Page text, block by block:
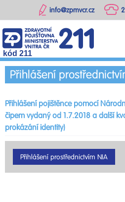
info@zpmvcr.cz
kód 211
Přihlášení
Přihlášení pojištěnce pomocí
čipem vydaný od 1.7.2018 a další
prokázání identity)